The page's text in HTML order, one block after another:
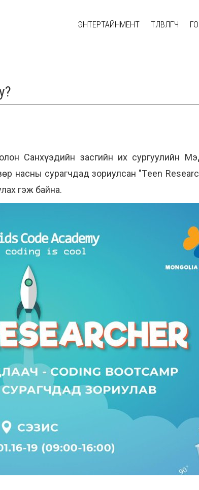
ЭНТЕРТАЙНМЕНТ ТӨЛӨВЛӨГЧ
Санхүү эдийн засгийн их сургуулийн
насны сурагчдад зориулсан "Тeen
гэж байна.